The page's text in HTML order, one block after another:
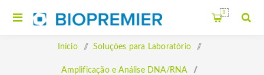
0
Início / Soluções para Laboratório /
Amplificação e Análise DNA/RNA /